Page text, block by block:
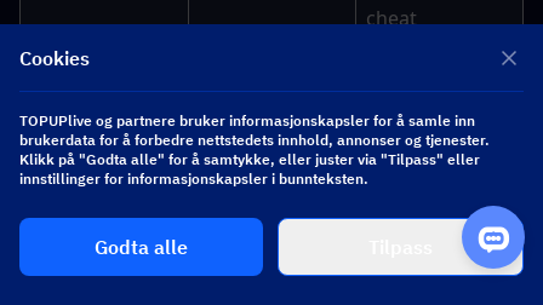
cheat
Du er i Sørøst-
Asia
Global (valgfri
plattform)
forsinkelse;
ping på Kina-
sammenlignbar
Cookies
TOPUPlive og partnere bruker informasjonskapsler for å samle inn
brukerdata for å forbedre nettstedets innhold, annonser og tjenester.
Klikk på "Godta alle" for å samtykke, eller juster via "Tilpass" eller
innstillinger for informasjonskapsler i bunnteksten.
Godta alle